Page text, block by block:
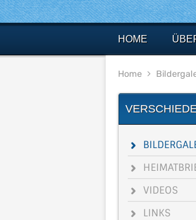
HOME
Home
VIDEOS
LINKS